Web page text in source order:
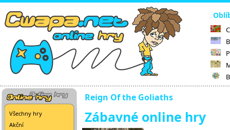
Všechny hry
Akční
Reign Of the Goliaths
Zábavné online hry